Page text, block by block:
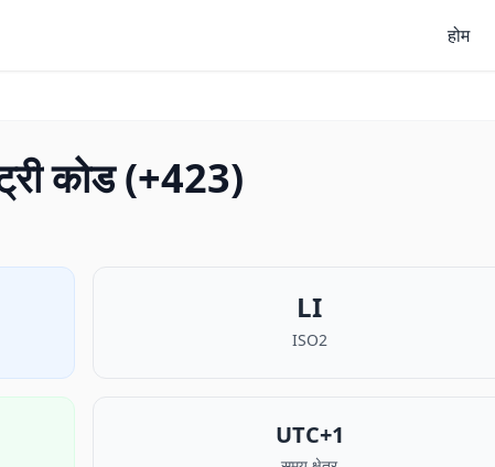
होम
कोड (+423)
LI
ISO2
UTC+1